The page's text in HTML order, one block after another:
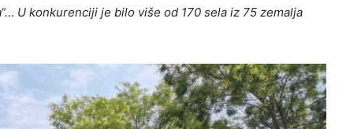
U konkurenciji je bilo više od 170 sela iz 75 zemalja